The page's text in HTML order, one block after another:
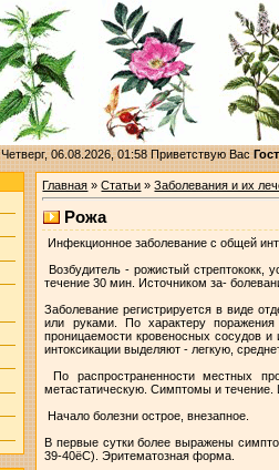
Четверг, 06.08.2026, 01:58Приветствую Вас
Главная »Статьи »Заболевания и их
Рожа
Инфекционное заболевание с общей
Возбудитель - рожистый стрептококк,
течение 30 мин. Источником за-
Заболевание регистрируется в виде
или руками. По характеру
проницаемости кровеносных сосудов
интоксикации выделяют - легкую,
По распространенности местных
метастатическую. Симптомы и течение.
Начало болезни острое, внезапное.
В первые сутки более выражены
39-40ёС). Эритематозная форма.